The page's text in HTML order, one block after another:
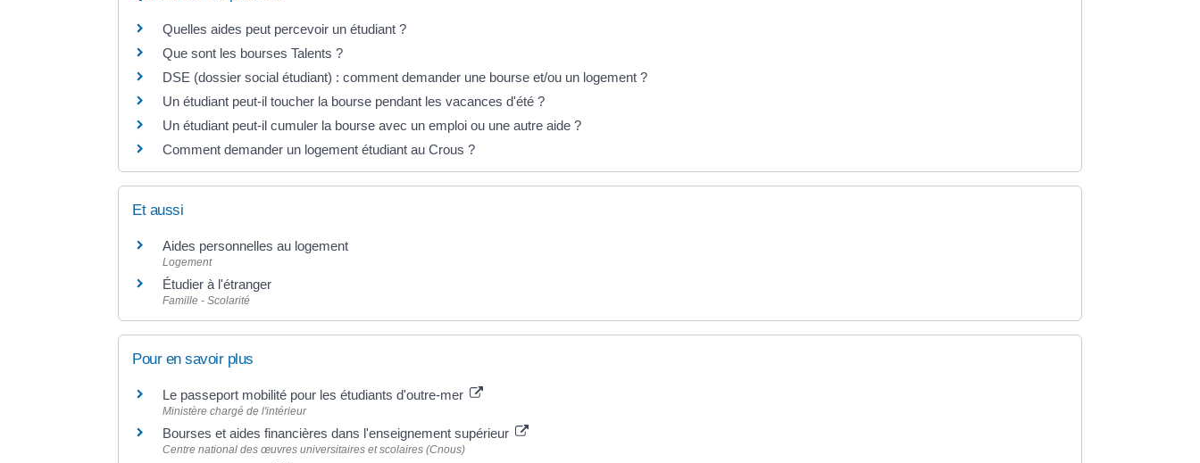
Quelles aides peut percevoir un étudiant ?
Que sont les bourses Talents ?
DSE (dossier social étudiant) : comment demander une bourse et/ou un logement ?
Un étudiant peut-il toucher la bourse pendant les vacances d'été ?
Un étudiant peut-il cumuler la bourse avec un emploi ou une autre aide ?
Comment demander un logement étudiant au Crous ?
Et aussi
Aides personnelles au logement
Logement
Étudier à l'étranger
Famille - Scolarité
Pour en savoir plus
Le passeport mobilité pour les étudiants d'outre-mer
Ministère chargé de l'intérieur
Bourses et aides financières dans l'enseignement supérieur
Centre national des œuvres universitaires et scolaires (Cnous)